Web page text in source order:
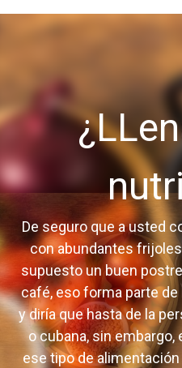
De seguro que a usted
con abundantes
supuesto un buen
café, eso forma parte
y diría que hasta de la
o cubana, sin
ese tipo de